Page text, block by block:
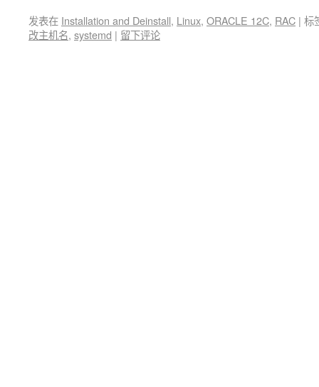
发表在 Installation and Deinstall, Linux, ORACLE 12C, RAC | 标
改主机名, systemd | 留下评论